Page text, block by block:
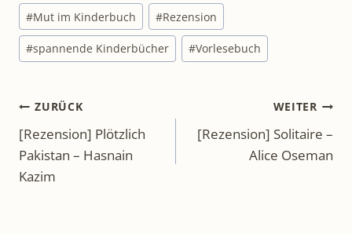
#Mut im Kinderbuch #Rezension
#spannende Kinderbücher #Vorlesebuch
Beitragsnavigation
ZURÜCK
[Rezension] Plötzlich
Pakistan – Hasnain
Kazim
WEITER
[Rezension] Solitaire –
Alice Oseman